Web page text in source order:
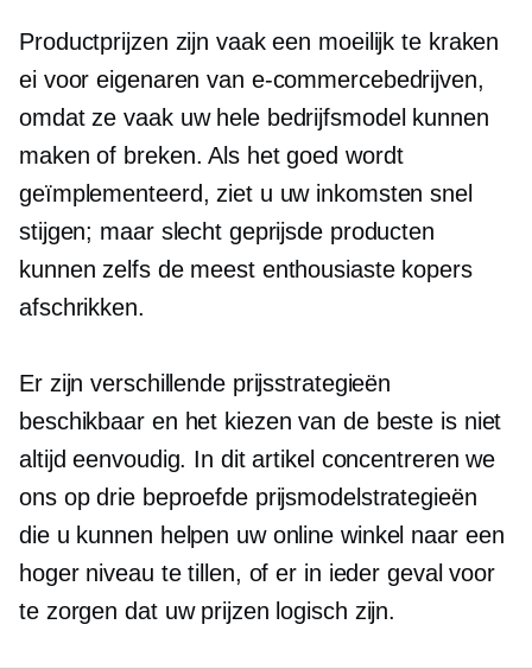
Productprijzen zijn vaak een moeilijk te kraken
ei voor eigenaren van e-commercebedrijven,
omdat ze vaak uw hele bedrijfsmodel kunnen
maken of breken. Als het goed wordt
geïmplementeerd, ziet u uw inkomsten snel
stijgen; maar slecht geprijsde producten
kunnen zelfs de meest enthousiaste kopers
afschrikken.
Er zijn verschillende prijsstrategieën
beschikbaar en het kiezen van de beste is niet
altijd eenvoudig. In dit artikel concentreren we
ons op drie beproefde prijsmodelstrategieën
die u kunnen helpen uw online winkel naar een
hoger niveau te tillen, of er in ieder geval voor
te zorgen dat uw prijzen logisch zijn.